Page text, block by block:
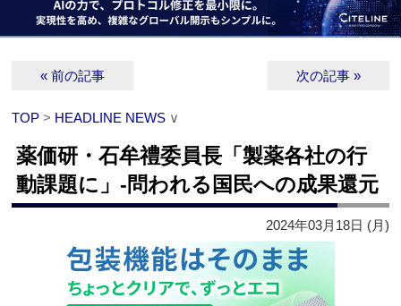
« 前の記事 次の記事 »
TOP > HEADLINE NEWS ∨
薬価研・石牟禮委員長「製薬各社の行
動課題に」‐問われる国民への成果還元
2024年03月18日 (月)